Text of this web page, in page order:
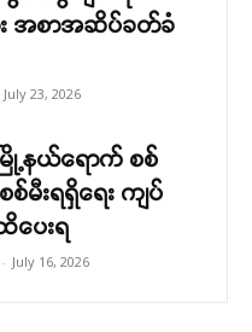
အစာအဆိပ်ခတ်ခံ
July 23, 2026
ြို့နယ်ရောက် စစ်
စ်မီးရရှိရေး ကျပ်
ပေးရ
- July 16, 2026